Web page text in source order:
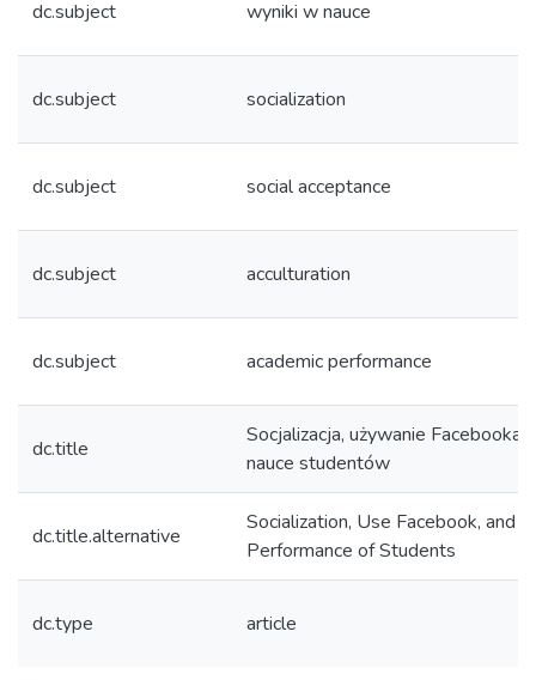
dc.subject wyniki w nauce
dc.subject socialization
dc.subject social acceptance
dc.subject acculturation
dc.subject academic performance
dc.title
Socjalizacja, używanie Facebooka
nauce studentów
dc.title.alternative
Socialization, Use Facebook, and
Performance of Students
dc.type article